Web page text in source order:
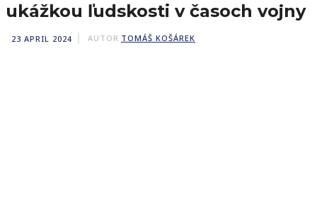
ukážkou ľudskosti v časoch vojny
23 APRIL 2024 AUTOR TOMÁŠ KOŠÁREK